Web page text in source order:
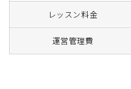
レッスン料金
運営管理費